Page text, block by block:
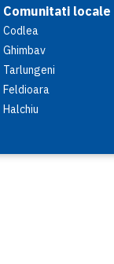
Comunitati locale
Codlea
Ghimbav
Tarlungeni
Feldioara
Halchiu